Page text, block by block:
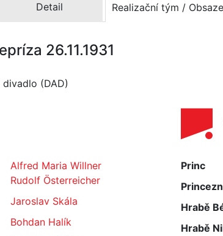
Detail Realizační tým /
26.11.1931
divadlo (DAD)
Alfred Maria Willner
Rudolf Österreicher
Jaroslav Skála
Bohdan Halík
Princ
Hrabě
Hrabě